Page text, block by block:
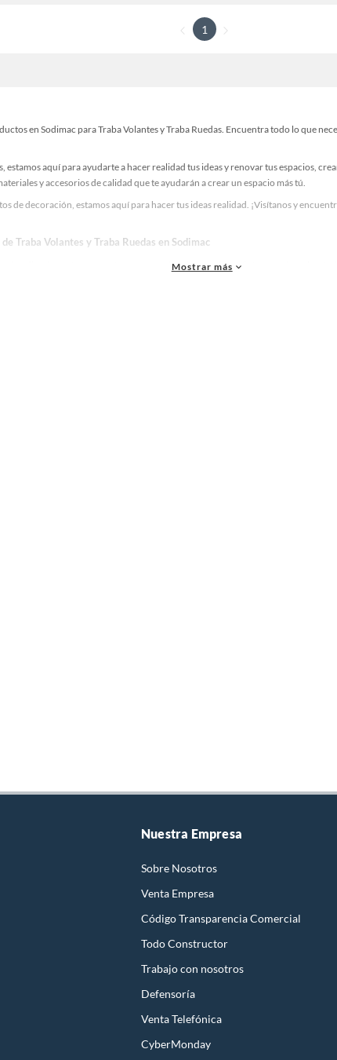
1
en Sodimac para Traba Volantes y Traba Ruedas. Encuentra todo lo que
estamos aquí para ayudarte a hacer realidad tus ideas y renovar tus espacios,
y accesorios de calidad que te ayudarán a crear un espacio más tú.
de decoración, estamos aquí para hacer tus ideas realidad. ¡Visítanos y
Traba Volantes y Traba Ruedas en Sodimac
de calidad para tus proyectos y renovación de espacios. ¡Visítanos y descubre
Mostrar más
Nuestra Empresa
Sobre Nosotros
Venta Empresa
Código Transparencia Comercial
Todo Constructor
Trabajo con nosotros
Defensoría
Venta Telefónica
CyberMonday